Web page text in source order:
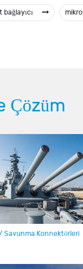
bağlayıcı
Çözüm
Savunma Konnektörleri
Havacılık